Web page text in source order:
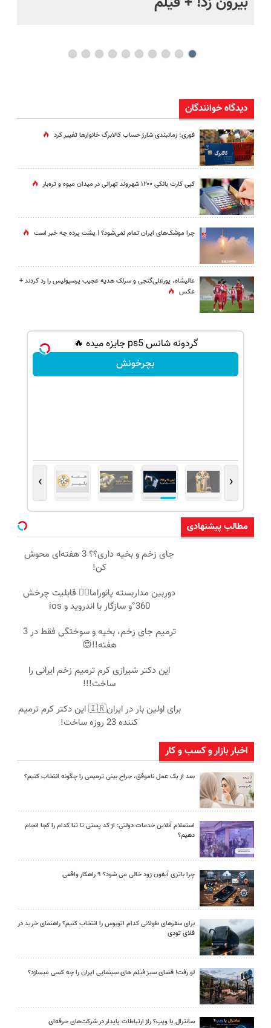
دیدگاه خوانندگان
فوری؛ زمانبندی‌ شارژ حساب کالابرگ خانوارها تغییر کرد
کپی کارت بانکی ۱۲۰۰ شهروند تهرانی در میدان میوه و تره‌بار
چرا موشک‌های ایران تمام نمی‌شود؟ | پشت پرده چه خبر است
عالیشاه، پورعلی‌گنجی و سرلک هدیه عجیب پرسپولیس را رد کردند +
عکس
گردونه شانس ps5 جایزه میده 🔥
بچرخونش
‹
›
مطالب پیشنهادی
جای زخم و بخیه داری؟؟ 3 هفته‌ای محوش
کن!
دوربین مداربسته پانوراما👈🏻 قابلیت چرخش
360°و سازگار با اندروید و ios
ترمیم جای زخم، بخیه و سوختگی فقط در 3
هفته!!😍
این دکتر شیرازی کرم ترمیم زخم ایرانی را
ساخت!!!
برای اولین بار در ایران🇮🇷 این دکتر کرم ترمیم
کننده 23 روزه ساخت!
اخبار بازار و کسب و کار
بعد از یک عمل ناموفق، جراح بینی ترمیمی را چگونه انتخاب کنیم؟
استعلام آنلاین خدمات دولتی: از کد پستی تا ثنا کدام را کجا انجام
دهیم؟
چرا باتری آیفون زود خالی می شود؟ ۹ راهکار واقعی
برای سفرهای طولانی کدام اتوبوس را انتخاب کنیم؟ راهنمای خرید در
فلای تودی
لو رفت! فضای سبز فیلم های سینمایی ایران را چه کسی میسازد؟
سانترال یا ویپ؟ راز ارتباطات پایدار در شرکت‌های حرفه‌ای